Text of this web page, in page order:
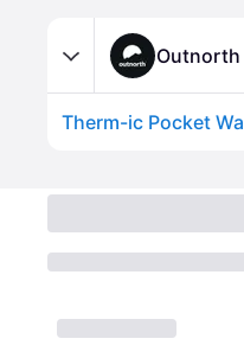
Outnorth
Therm-ic Pocket